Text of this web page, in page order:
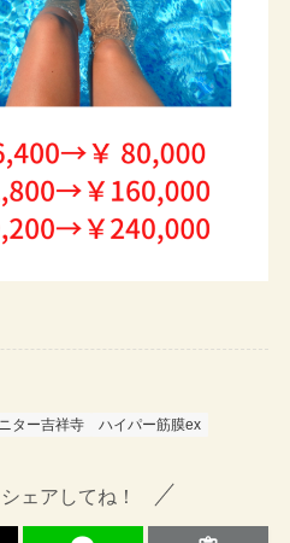
ター吉祥寺 ハイパー筋膜ex
ェアしてね！